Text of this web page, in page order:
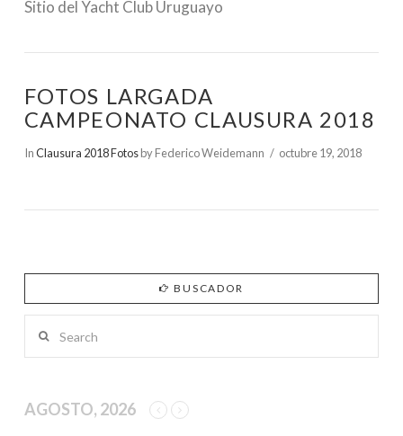
Sitio del Yacht Club Uruguayo
FOTOS LARGADA
CAMPEONATO CLAUSURA 2018
InClausura 2018 Fotosby Federico Weidemann octubre 19, 2018
BUSCADOR
AGOSTO, 2026